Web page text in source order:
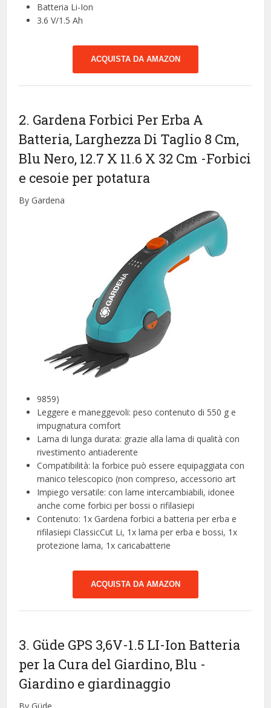
Batteria Li-Ion
3.6 V/1.5 Ah
ACQUISTA DA AMAZON
2. Gardena Forbici Per Erba A
Batteria, Larghezza Di Taglio 8 Cm,
Blu Nero, ‎12.7 X 11.6 X 32 Cm -Forbici
e cesoie per potatura
By Gardena
9859)
Leggere e maneggevoli: peso contenuto di 550 g e
impugnatura comfort
Lama di lunga durata: grazie alla lama di qualità con
rivestimento antiaderente
Compatibilità: la forbice può essere equipaggiata con
manico telescopico (non compreso, accessorio art
Impiego versatile: con lame intercambiabili, idonee
anche come forbici per bossi o rifilasiepi
Contenuto: 1x Gardena forbici a batteria per erba e
rifilasiepi ClassicCut Li, 1x lama per erba e bossi, 1x
protezione lama, 1x caricabatterie
ACQUISTA DA AMAZON
3. Güde GPS 3,6V-1.5 LI-Ion Batteria
per la Cura del Giardino, Blu -
Giardino e giardinaggio